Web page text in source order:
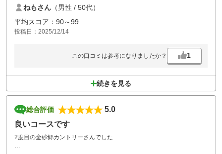
ねもさん （男性 / 50代）
平均スコア：90～99
投稿日：2025/12/14
この口コミは参考になりましたか？ 1
続きを見る
総合評価
5.0
良いコースです
2度目の金砂郷カントリーさんでした